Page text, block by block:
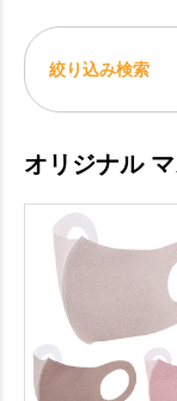
絞り込み検索
オリジナル